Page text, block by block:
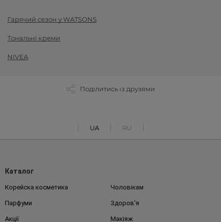
Гарячий сезон у WATSONS
Тональні креми
NIVEA
Поділитись із друзями
UA RU
Каталог
Корейска косметика Чоловікам
Парфуми Здоров'я
Акції Макіяж